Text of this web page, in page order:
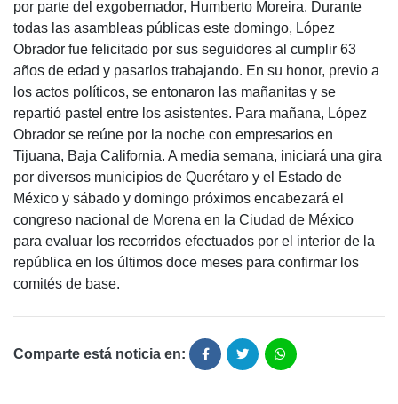
por parte del exgobernador, Humberto Moreira. Durante
todas las asambleas públicas este domingo, López
Obrador fue felicitado por sus seguidores al cumplir 63
años de edad y pasarlos trabajando. En su honor, previo a
los actos políticos, se entonaron las mañanitas y se
repartió pastel entre los asistentes. Para mañana, López
Obrador se reúne por la noche con empresarios en
Tijuana, Baja California. A media semana, iniciará una gira
por diversos municipios de Querétaro y el Estado de
México y sábado y domingo próximos encabezará el
congreso nacional de Morena en la Ciudad de México
para evaluar los recorridos efectuados por el interior de la
república en los últimos doce meses para confirmar los
comités de base.
Comparte está noticia en: